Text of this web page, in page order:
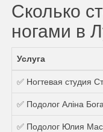
Сколько
ногами в
Услуга
✅ Ногтевая студия
✅ Подолог Аліна
✅ Подолог Юлия